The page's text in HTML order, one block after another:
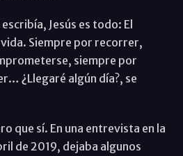
Jesús es todo: El
Siempre por recorrer,
siempre por
¿Llegaré algún día?, se
que sí. En una entrevista en la
de 2019, dejaba algunos